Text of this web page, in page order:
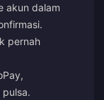
akun dalam
pernah